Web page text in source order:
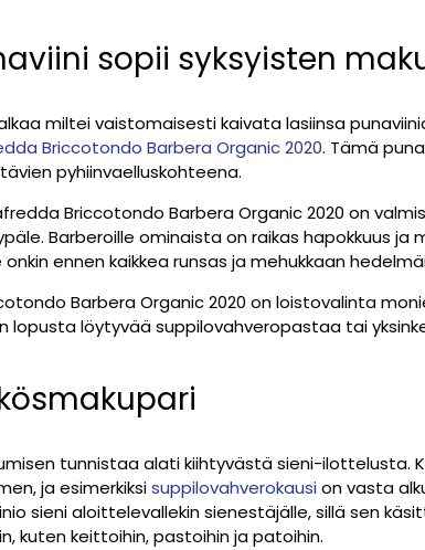
sopii syksyisten
miltei vaistomaisesti kaivata lasiinsa
Briccotondo Barbera Organic 2020. Tämä
pyhiinvaelluskohteena.
Briccotondo Barbera Organic 2020 on
Barberoille ominaista on raikas hapokkuus ja
ennen kaikkea runsas ja mehukkaan
Barbera Organic 2020 on loistovalinta
lopusta löytyvää suppilovahveropastaa tai
tunnistaa alati kiihtyvästä sieni-ilottelusta.
ja esimerkiksisuppilovahverokausion vasta
sieni aloittelevallekin sienestäjälle, sillä sen
kuten keittoihin, pastoihin ja patoihin.